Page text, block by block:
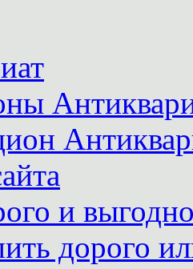
и
дорого